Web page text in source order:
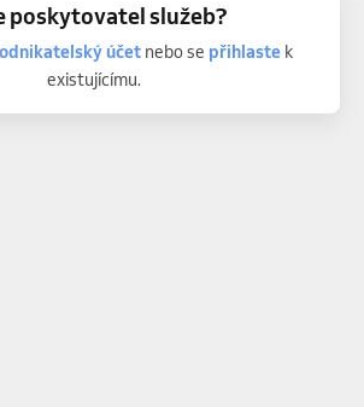
poskytovatel služeb?
účetnebo se přihlastek
existujícímu.